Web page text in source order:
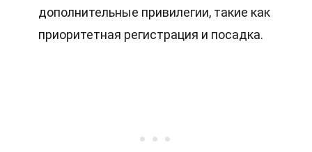
дополнительные привилегии, такие как
приоритетная регистрация и посадка.